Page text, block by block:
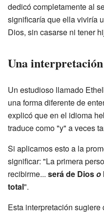
dedicó completamente al
significaría que ella viviría
Dios, sin casarse ni tener
Una
Un estudioso llamado
una forma diferente de
explicó que en el idioma
traduce como "y" a veces
Si aplicamos esto a la
significar: "La primera
recibirme... será de Dioso
total".
Esta interpretación